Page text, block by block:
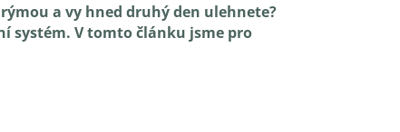
a vy hned druhý den ulehnete?
systém. V tomto článku jsme pro